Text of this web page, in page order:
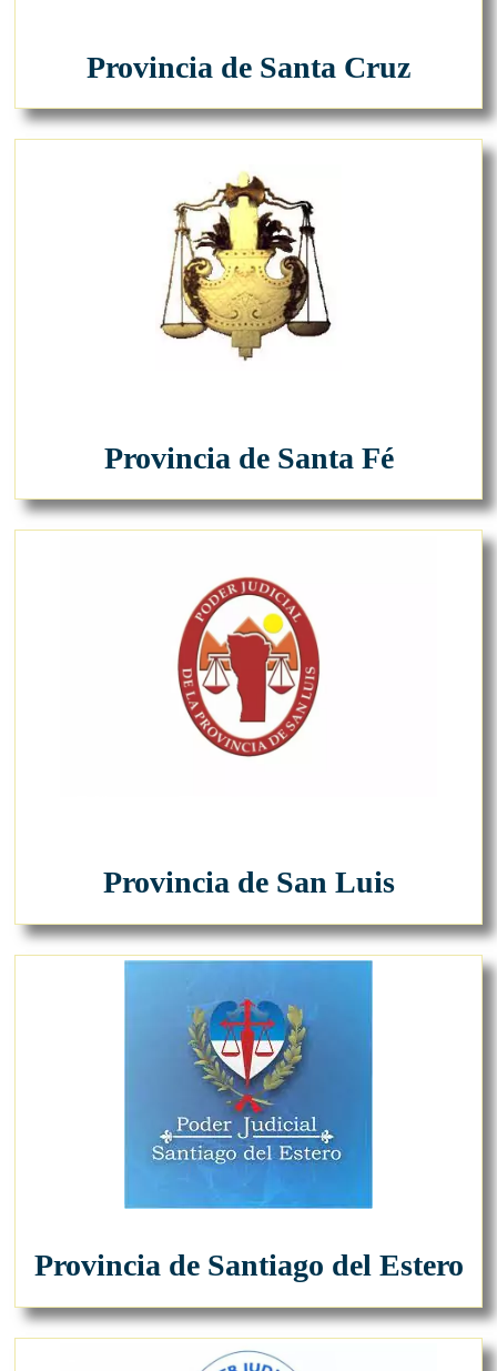
Provincia de Santa Cruz
Provincia de Santa Fé
Provincia de San Luis
Provincia de Santiago del Estero